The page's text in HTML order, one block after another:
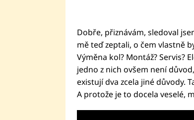
Dobře, přiznávám, sledoval
mě teď zeptali, o čem vlastně
Výměna kol? Montáž? Servis?
jedno z nich ovšem není
existují dva zcela jiné důvody.
A protože je to docela veselé,